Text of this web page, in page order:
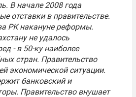
В начале 2008 года
отставки в правительстве.
РК накануне реформы.
не удалось
- в 50-ку наиболее
стран. Правительство
экономической ситуации.
банковский и
Правительство внушает